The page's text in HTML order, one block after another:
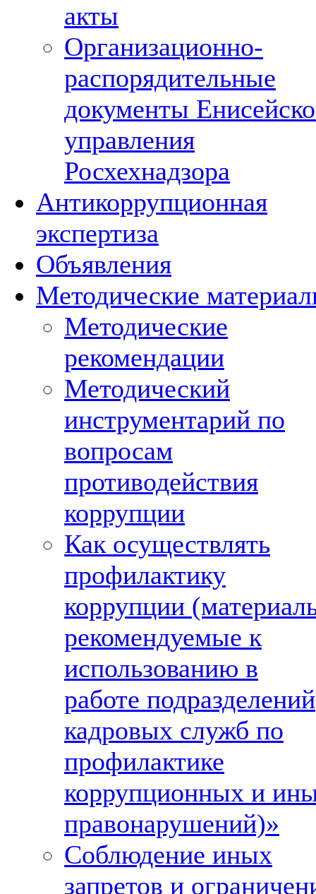
акты
Организационно-
распорядительные
документы
управления
Росхехнадзора
Антикоррупционная
экспертиза
Объявления
Методические
Методические
рекомендации
Методический
инструментарий по
вопросам
противодействия
коррупции
Как осуществлять
профилактику
коррупции
рекомендуемые к
использованию в
работе подразделений
кадровых служб по
профилактике
коррупционных и
правонарушений)»
Соблюдение иных
запретов и